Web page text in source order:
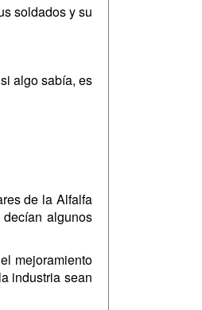
soldados y su
algo sabía, es
de la Alfalfa
algunos
mejoramiento
industria sean